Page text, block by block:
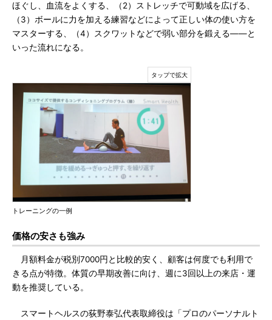
ほぐし、血流をよくする、（2）ストレッチで可動域を広げる、
（3）ボールに力を加える練習などによって正しい体の使い方を
マスターする、（4）スクワットなどで弱い部分を鍛える――と
いった流れになる。
トレーニングの一例
価格の安さも強み
月額料金が税別7000円と比較的安く、顧客は何度でも利用で
きる点が特徴。体質の早期改善に向け、週に3回以上の来店・運
動を推奨している。
スマートヘルスの荻野泰弘代表取締役は「プロのパーソナルト